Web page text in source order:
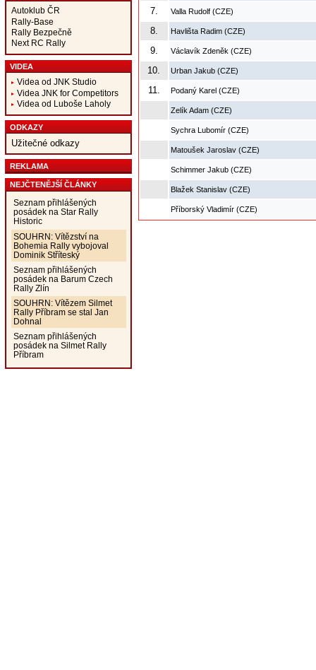
Autoklub ČR
Rally-Base
Rally Bezpečně
Next RC Rally
VIDEA
Videa od JNK Studio
Videa JNK for Competitors
Videa od Luboše Laholy
ODKAZY
Užitečné odkazy
REKLAMA
NEJČTENĚJŠÍ ČLÁNKY
Seznam přihlášených
posádek na Star Rally
Historic
SOUHRN: Vítězství na
Bohemia Rally vybojoval
Dominik Stříteský
Seznam přihlášených
posádek na Barum Czech
Rally Zlín
SOUHRN: Vítězem Silmet
Rally Příbram se stal Jan
Dohnal
Seznam přihlášených
posádek na Silmet Rally
Příbram
7. Valla Rudolf (CZE)
8. Havlišta Radim (CZE)
9. Václavík Zdeněk (CZE)
10. Urban Jakub (CZE)
11. Podaný Karel (CZE)
Zelík Adam (CZE)
Sychra Lubomír (CZE)
Matoušek Jaroslav (CZE)
Schimmer Jakub (CZE)
Blažek Stanislav (CZE)
Příborský Vladimír (CZE)